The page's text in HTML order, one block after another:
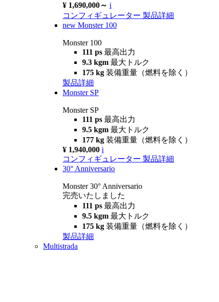
¥ 1,690,000～ i
コンフィギュレーター 製品詳細
new Monster 100
Monster 100
111 ps 最高出力
9.3 kgm 最大トルク
175 kg 装備重量（燃料を除く）
製品詳細
Monster SP
Monster SP
111 ps 最高出力
9.5 kgm 最大トルク
177 kg 装備重量（燃料を除く）
¥ 1,940,000 i
コンフィギュレーター 製品詳細
30° Anniversario
Monster 30° Anniversario
完売いたしました
111 ps 最高出力
9.5 kgm 最大トルク
175 kg 装備重量（燃料を除く）
製品詳細
Multistrada